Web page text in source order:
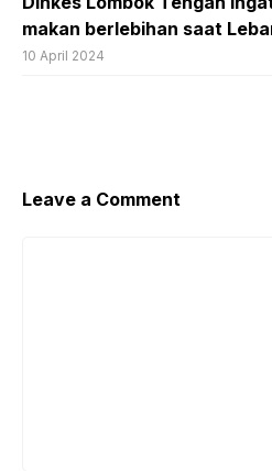
makan berlebihan saat
10 April 2024
Leave a Comment